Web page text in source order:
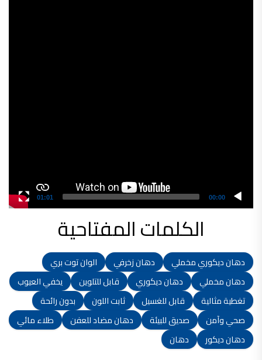
00:00
01:01
الكلمات المفتاحية
دهان ديكوري مخملي دهان زخرفي
الوان توت بري
دهان مخملي
دهان ديكوري قابل للتلوين
يخفي العيوب
تغطية مثالية
قابل للغسيل ثابت اللون
بدون رائحة
صحي وآمن
صديق للبيئة دهان مضاد للعفن
طلاء مائي
دهان ديكور
دهان